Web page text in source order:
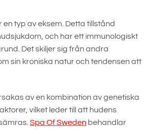
typ av eksem. Detta tillstånd
och har ett immunologiskt
Det skiljer sig från andra
sin kroniska natur och tendensen att
av en kombination av genetiska
vilket leder till att hudens
Spa Of Sweden behandlar